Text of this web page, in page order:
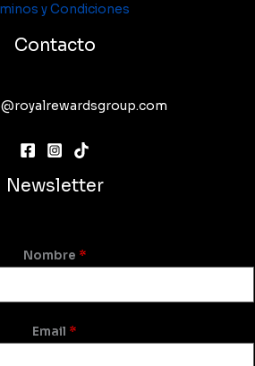
y Condiciones
Contacto
Newsletter
Nombre *
Email *